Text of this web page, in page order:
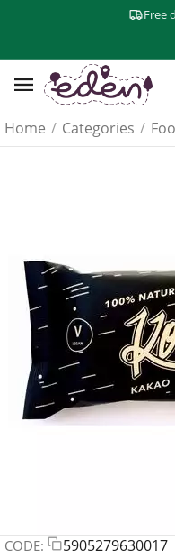
Free
Home / Categories /
CODE: 5905279630017